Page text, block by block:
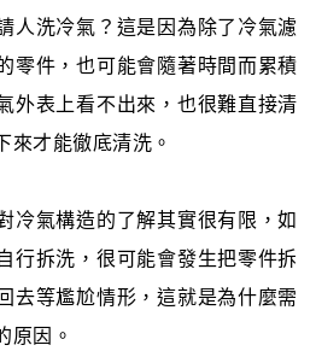
人洗冷氣？這是因為除了冷氣濾
零件，也可能會隨著時間而累積
外表上看不出來，也很難直接清
來才能徹底清洗。
冷氣構造的了解其實很有限，如
行拆洗，很可能會發生把零件拆
去等尷尬情形，這就是為什麼需
原因。